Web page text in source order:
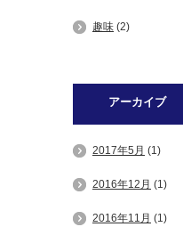
趣味 (2)
アーカイブ
2017年5月 (1)
2016年12月 (1)
2016年11月 (1)